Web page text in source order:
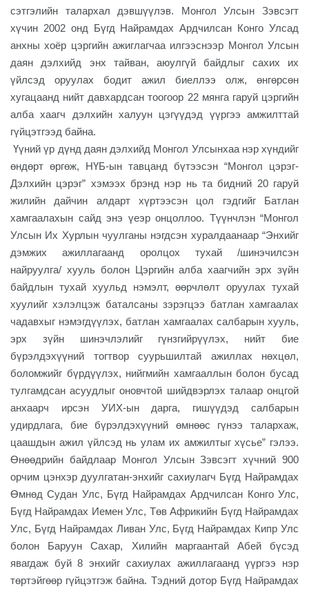
сэтгэлийн талархал дэвшүүлэв. Монгол Улсын Зэвсэгт
хүчин 2002 онд Бүгд Найрамдах Ардчилсан Конго Улсад
анхны хоёр цэргийн ажиглагчаа илгээснээр Монгол Улсын
даян дэлхийд энх тайван, аюулгүй байдлыг сахих их
үйлсэд оруулах бодит ажил биеллээ олж, өнгөрсөн
хугацаанд нийт давхардсан тоогоор 22 мянга гаруй цэргийн
алба хаагч дэлхийн халуун цэгүүдэд үүргээ амжилттай
гүйцэтгээд байна.
Үүний үр дүнд даян дэлхийд Монгол Улсынхаа нэр хүндийг
өндөрт өргөж, НҮБ-ын тавцанд бүтээсэн “Монгол цэрэг-
Дэлхийн цэрэг” хэмээх брэнд нэр нь та бидний 20 гаруй
жилийн дайчин алдарт хүртээсэн цол гэдгийг Батлан
хамгаалахын сайд энэ үеэр онцоллоо. Түүнчлэн “Монгол
Улсын Их Хурлын чуулганы нэгдсэн хуралдаанаар “Энхийг
дэмжих ажиллагаанд оролцох тухай /шинэчилсэн
найруулга/ хууль болон Цэргийн алба хаагчийн эрх зүйн
байдлын тухай хуульд нэмэлт, өөрчлөлт оруулах тухай
хуулийг хэлэлцэж баталсаны зэрэгцээ батлан хамгаалах
чадавхыг нэмэгдүүлэх, батлан хамгаалах салбарын хууль,
эрх зүйн шинэчлэлийг гүнзгийрүүлэх, нийт бие
бүрэлдэхүүний тогтвор суурьшилтай ажиллах нөхцөл,
боломжийг бүрдүүлэх, нийгмийн хамгааллын болон бусад
тулгамдсан асуудлыг оновчтой шийдвэрлэх талаар онцгой
анхаарч ирсэн УИХ-ын дарга, гишүүдэд салбарын
удирдлага, бие бүрэлдэхүүний өмнөөс гүнээ талархаж,
цаашдын ажил үйлсэд нь улам их амжилтыг хүсье” гэлээ.
Өнөөдрийн байдлаар Монгол Улсын Зэвсэгт хүчний 900
орчим цэнхэр дуулгатан-энхийг сахиулагч Бүгд Найрамдах
Өмнөд Судан Улс, Бүгд Найрамдах Ардчилсан Конго Улс,
Бүгд Найрамдах Иемен Улс, Төв Африкийн Бүгд Найрамдах
Улс, Бүгд Найрамдах Ливан Улс, Бүгд Найрамдах Кипр Улс
болон Баруун Сахар, Хилийн маргаантай Абей бүсэд
явагдаж буй 8 энхийг сахиулах ажиллагаанд үүргээ нэр
төртэйгөөр гүйцэтгэж байна. Тэдний дотор Бүгд Найрамдах